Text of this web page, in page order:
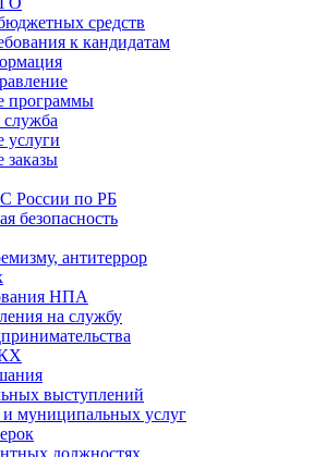
средств
к кандидатам
программы
России по РБ
безопасность
антитеррор
НПА
на службу
выступлений
и муниципальных услуг
должностях